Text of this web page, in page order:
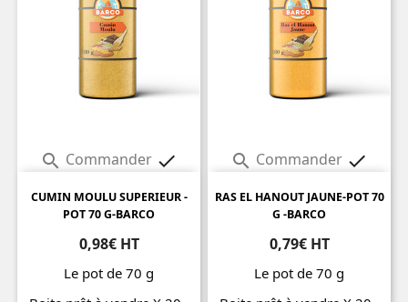
 Commander 
CUMIN MOULU SUPERIEUR -
POT 70 G-BARCO
0,98€ HT
Le pot de 70 g
 Commander 
RAS EL HANOUT JAUNE-POT 70
G -BARCO
0,79€ HT
Le pot de 70 g